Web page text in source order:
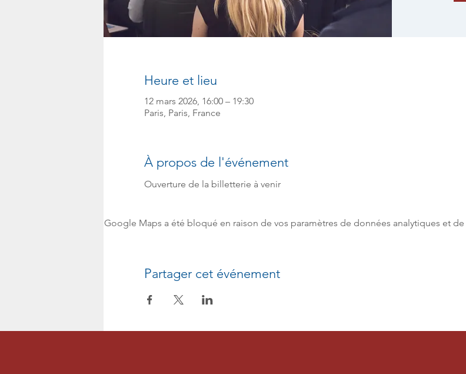
Heure et lieu
12 mars 2026, 16:00 – 19:30
Paris, Paris, France
À propos de l'événement
Ouverture de la billetterie à venir
Google Maps a été bloqué en raison de vos paramètres de données analytiques et
Partager cet événement